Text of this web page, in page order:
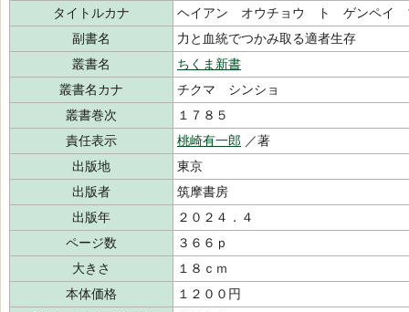
タイトルカナ
ヘイアン オウチョウ ト ゲンペイ
副書名
力と血統でつかみ取る適者生存
叢書名
ちくま新書
叢書名カナ
チクマ シンショ
叢書巻次
１７８５
責任表示
桃崎有一郎 ／著
出版地
東京
出版者
筑摩書房
出版年
２０２４．４
ページ数
３６６ｐ
大きさ
１８ｃｍ
本体価格
１２００円